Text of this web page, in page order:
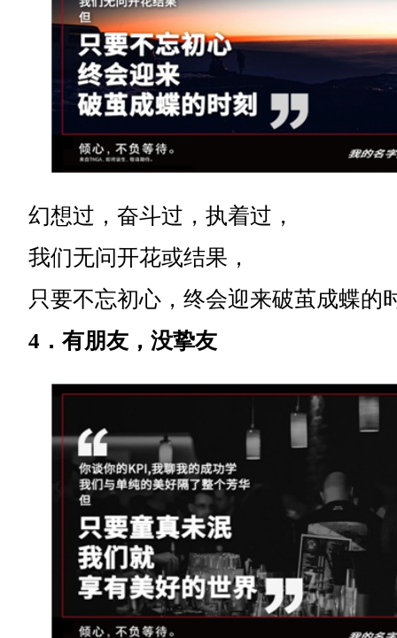
幻想过，奋斗过，执着过，
我们无问开花或结果，
只要不忘初心，终会迎来破茧成蝶的
4．有朋友，没挚友